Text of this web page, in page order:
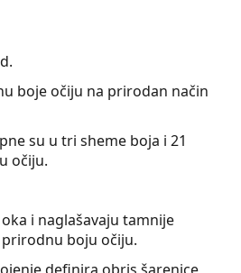
boje očiju na prirodan način
su u tri sheme boja i 21
očiju.
i naglašavaju tamnije
prirodnu boju očiju.
definira obris šarenice,